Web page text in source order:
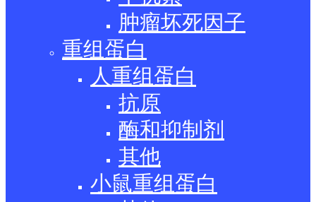
肿瘤坏死因子
重组蛋白
人重组蛋白
抗原
酶和抑制剂
其他
小鼠重组蛋白